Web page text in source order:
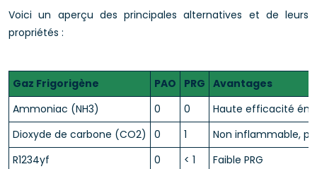
Voici un aperçu des principales alternatives et de leurs
propriétés :
Gaz Frigorigène PAO PRG Avantages
Ammoniac (NH3)
0 0
Haute efficacité
Dioxyde de carbone (CO2)
0 1
Non inflammable,
R1234yf
0 < 1 Faible PRG